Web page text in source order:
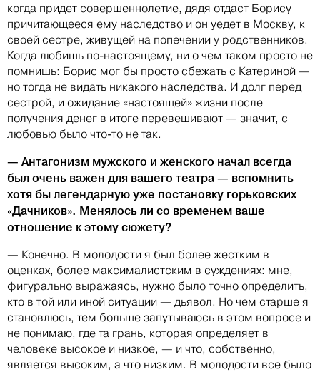
когда придет совершеннолетие, дядя отдаст Борису
причитающееся ему наследство и он уедет в Москву, к
своей сестре, живущей на попечении у родственников.
Когда любишь по-настоящему, ни о чем таком просто не
помнишь: Борис мог бы просто сбежать с Катериной —
но тогда не видать никакого наследства. И долг перед
сестрой, и ожидание «настоящей» жизни после
получения денег в итоге перевешивают — значит, с
любовью было что-то не так.
— Антагонизм мужского и женского начал всегда
был очень важен для вашего театра — вспомнить
хотя бы легендарную уже постановку горьковских
«Дачников». Менялось ли со временем ваше
отношение к этому сюжету?
— Конечно. В молодости я был более жестким в
оценках, более максималистским в суждениях: мне,
фигурально выражаясь, нужно было точно определить,
кто в той или иной ситуации — дьявол. Но чем старше я
становлюсь, тем больше запутываюсь в этом вопросе и
не понимаю, где та грань, которая определяет в
человеке высокое и низкое, — и что, собственно,
является высоким, а что низким. В молодости все было